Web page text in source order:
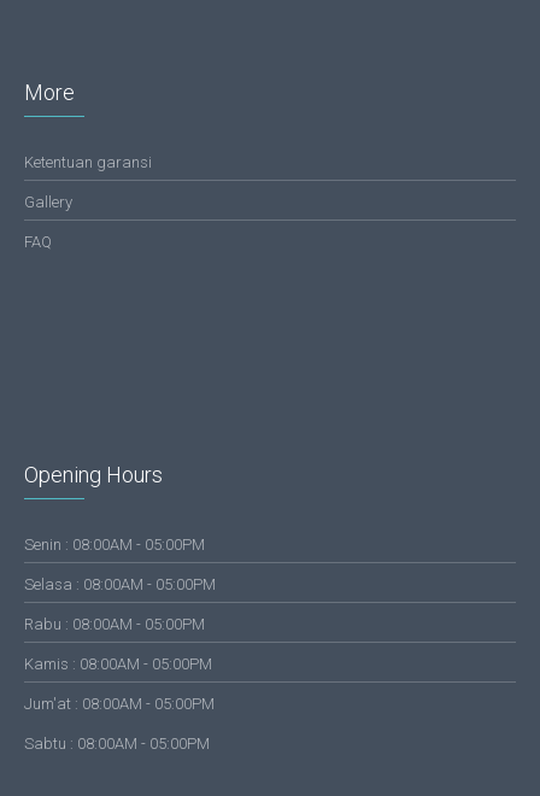
More
Ketentuan garansi
Gallery
FAQ
Opening Hours
Senin : 08:00AM - 05:00PM
Selasa : 08:00AM - 05:00PM
Rabu : 08:00AM - 05:00PM
Kamis : 08:00AM - 05:00PM
Jum'at : 08:00AM - 05:00PM
Sabtu : 08:00AM - 05:00PM